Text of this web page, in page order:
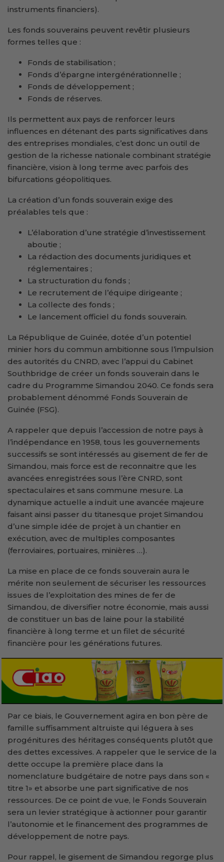
instruments financiers).
Les fonds souverains peuvent revêtir plusieurs
formes telles que :
Fonds de stabilisation ;
Fonds d’épargne intergénérationnelle ;
Fonds de développement ;
Fonds de réserves.
Ils permettent aux pays de renforcer leurs
influences en détenant des parts significatives dans
des entreprises mondiales, c’est donc un outil de
gestion de la richesse nationale combinant stratégie
financière, vision à long terme avec parfois des
bifurcations géopolitiques.
La création d’un fonds souverain exige des
préalables tels que :
L’élaboration d’une stratégie d’investissement
aboutie ;
La rédaction des documents juridiques et
réglementaires ;
La structuration du fonds ;
Le recrutement de l’équipe dirigeante ;
La collecte des fonds ;
Le lancement officiel du fonds souverain.
La République de Guinée, dotée d’un potentiel
minier hors du commun ambitionne sous l’impulsion
des autorités du CNRD, avec l’appui du Cabinet
Southbridge de créer un fonds souverain dans le
cadre du Programme Simandou 2040. Ce fonds sera
probablement dénommé Fonds Souverain de
Guinée (FSG).
A rappeler que depuis l’accession de notre pays à
l’indépendance en 1958, tous les gouvernements
successifs se sont intéressés au gisement de fer de
Simandou, mais force est de reconnaitre que les
avancées enregistrées sous l’ère CNRD, sont
spectaculaires et sans commune mesure. La
dynamique actuelle a induit une avancée majeure
faisant ainsi passer du titanesque projet Simandou
d’une simple idée de projet à un chantier en
exécution, avec de multiples composantes
(ferroviaires, portuaires, minières …).
La mise en place de ce fonds souverain aura le
mérite non seulement de sécuriser les ressources
issues de l’exploitation des mines de fer de
Simandou, de diversifier notre économie, mais aussi
de constituer un bas de laine pour la stabilité
financière à long terme et un filet de sécurité
financière pour les générations futures.
Par ce biais, le Gouvernement agira en bon père de
famille suffisamment altruiste qui léguera à ses
progénitures des héritages conséquents plutôt que
des dettes excessives. A rappeler que le service de la
dette occupe la première place dans la
nomenclature budgétaire de notre pays dans son «
titre 1» et absorbe une part significative de nos
ressources. De ce point de vue, le Fonds Souverain
sera un levier stratégique à actionner pour garantir
l’autonomie et le financement des programmes de
développement de notre pays.
Pour rappel, le gisement de Simandou regorge plus